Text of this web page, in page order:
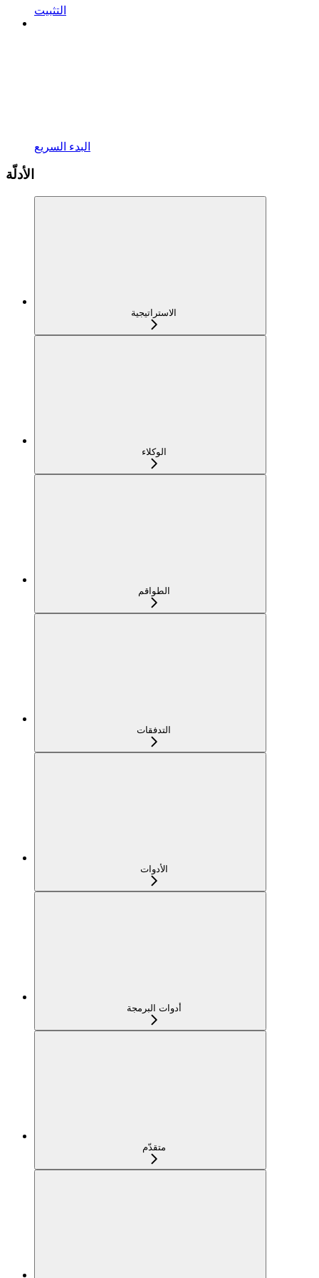
التثبيت
البدء السريع
الأدلّة
الاستراتيجية
الوكلاء
الطواقم
التدفقات
الأدوات
أدوات البرمجة
متقدّم